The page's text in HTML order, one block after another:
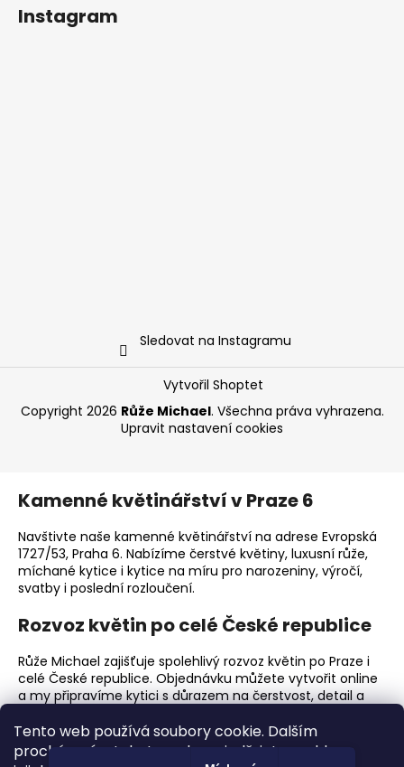
Tento web používá soubory cookie. Dalším
procházením tohoto webu vyjadřujete souhlas s
Instagram
Sledovat na Instagramu
Vytvořil Shoptet
Copyright 2026 Růže Michael. Všechna práva vyhrazena.
Upravit nastavení cookies
Kamenné květinářství v Praze 6
Navštivte naše kamenné květinářství na adrese Evropská
1727/53, Praha 6. Nabízíme čerstvé květiny, luxusní růže,
míchané kytice i kytice na míru pro narozeniny, výročí,
svatby i poslední rozloučení.
Rozvoz květin po celé České republice
Růže Michael zajišťuje spolehlivý rozvoz květin po Praze i
celé České republice. Objednávku můžete vytvořit online
a my připravíme kytici s důrazem na čerstvost, detail a
Proč zvolit Růže Michael?